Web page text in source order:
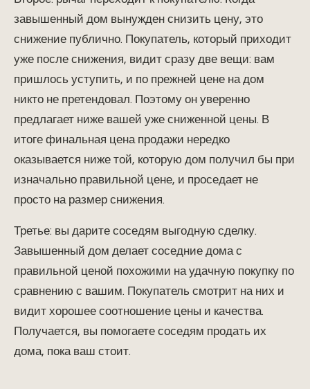
завышенный дом вынужден снизить цену, это
снижение публично. Покупатель, который приходит
уже после снижения, видит сразу две вещи: вам
пришлось уступить, и по прежней цене на дом
никто не претендовал. Поэтому он уверенно
предлагает ниже вашей уже сниженной цены. В
итоге финальная цена продажи нередко
оказывается ниже той, которую дом получил бы при
изначально правильной цене, и проседает не
просто на размер снижения.
Третье: вы дарите соседям выгодную сделку.
Завышенный дом делает соседние дома с
правильной ценой похожими на удачную покупку по
сравнению с вашим. Покупатель смотрит на них и
видит хорошее соотношение цены и качества.
Получается, вы помогаете соседям продать их
дома, пока ваш стоит.